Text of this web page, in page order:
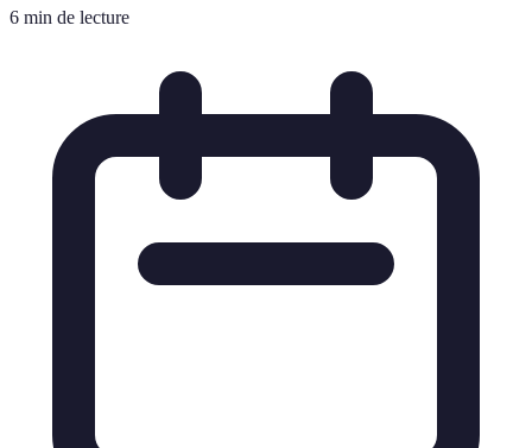
6 min de lecture